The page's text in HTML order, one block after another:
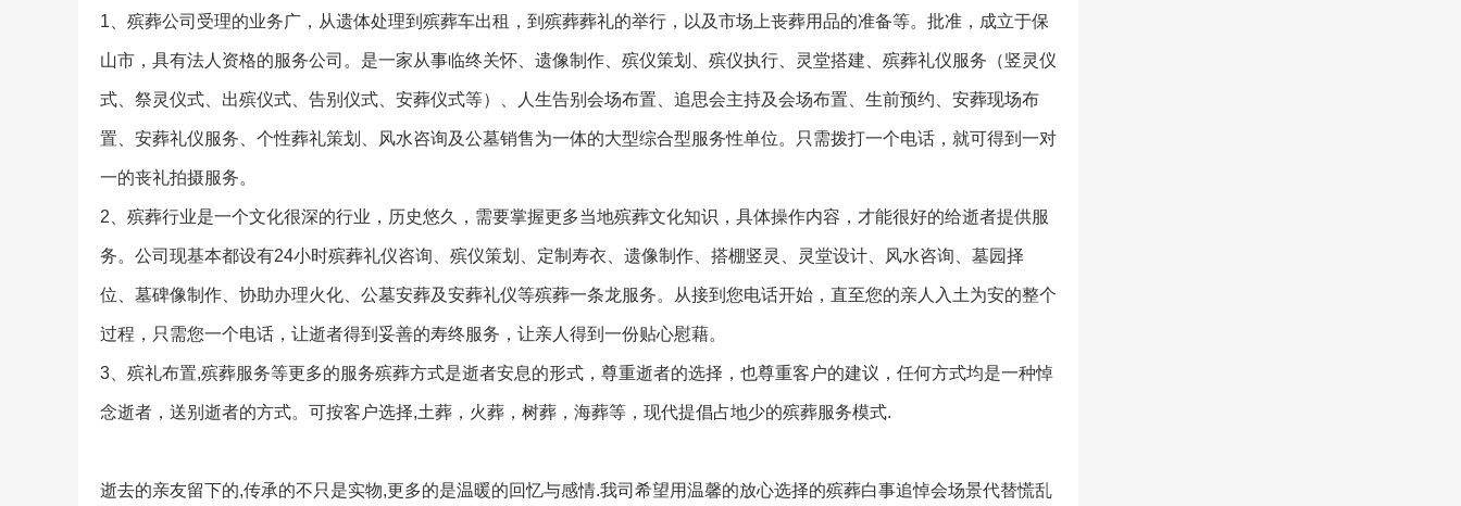
1、殡葬公司受理的业务广，从遗体处理到殡葬车出租，到殡葬葬礼的举行，以及市场上丧葬用品的准备等。批准，成立于保
山市，具有法人资格的服务公司。是一家从事临终关怀、遗像制作、殡仪策划、殡仪执行、灵堂搭建、殡葬礼仪服务（竖灵仪
式、祭灵仪式、出殡仪式、告别仪式、安葬仪式等）、人生告别会场布置、追思会主持及会场布置、生前预约、安葬现场布
置、安葬礼仪服务、个性葬礼策划、风水咨询及公墓销售为一体的大型综合型服务性单位。只需拨打一个电话，就可得到一对
一的丧礼拍摄服务。
2、殡葬行业是一个文化很深的行业，历史悠久，需要掌握更多当地殡葬文化知识，具体操作内容，才能很好的给逝者提供服
务。公司现基本都设有24小时殡葬礼仪咨询、殡仪策划、定制寿衣、遗像制作、搭棚竖灵、灵堂设计、风水咨询、墓园择
位、墓碑像制作、协助办理火化、公墓安葬及安葬礼仪等殡葬一条龙服务。从接到您电话开始，直至您的亲人入土为安的整个
过程，只需您一个电话，让逝者得到妥善的寿终服务，让亲人得到一份贴心慰藉。
3、殡礼布置,殡葬服务等更多的服务殡葬方式是逝者安息的形式，尊重逝者的选择，也尊重客户的建议，任何方式均是一种悼
念逝者，送别逝者的方式。可按客户选择,土葬，火葬，树葬，海葬等，现代提倡占地少的殡葬服务模式.
逝去的亲友留下的,传承的不只是实物,更多的是温暖的回忆与感情.我司希望用温馨的放心选择的殡葬白事追悼会场景代替慌乱